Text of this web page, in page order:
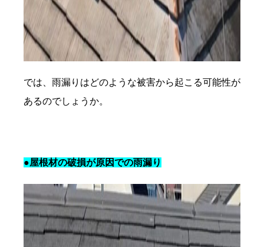
では、雨漏りはどのような被害から起こる可能性が
あるのでしょうか。
●屋根材の破損が原因での雨漏り